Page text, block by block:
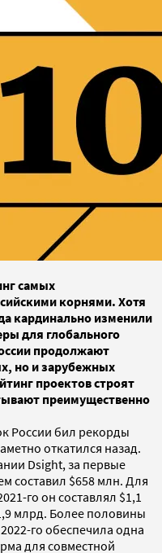
самых
корнями. Хотя
кардинально изменили
для глобального
продолжают
но и зарубежных
проектов строят
преимущественно
России бил рекорды
откатился назад.
Dsight, за первые
составил $658 млн. Для
го он составлял $1,1
млрд. Более половины
го обеспечила одна
для совместной